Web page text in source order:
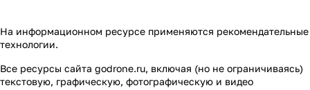
На информационном ресурсе применяются рекомендательные
технологии.
Все ресурсы сайта godrone.ru, включая (но не ограничиваясь)
текстовую, графическую, фотографическую и видео